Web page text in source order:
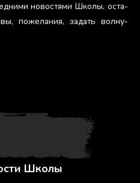
но­вос­тя­ми Шко­лы, ос­та­
по­жела­ния, за­дать вол­ну­
Школы